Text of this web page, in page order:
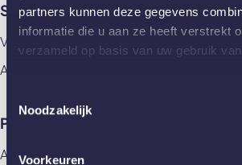
partners kunnen deze gegevens
informatie die u aan ze heeft verstrekt
verzameld op basis van uw gebruik
Noodzakelijk
Voorkeuren
Showrooms
Vlaardingen
Amsterdam
Producten
Alle producten